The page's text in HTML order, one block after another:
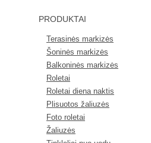
PRODUKTAI
Terasinės markizės
Šoninės markizės
Balkoninės markizės
Roletai
Roletai diena naktis
Plisuotos žaliuzės
Foto roletai
Žaliuzės